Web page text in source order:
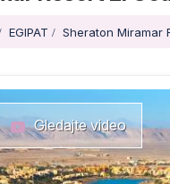
EGIPAT Sheraton Miramar
Gledajte video